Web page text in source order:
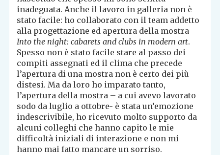
inadeguata. Anche il lavoro in galleria non è
stato facile: ho collaborato con il team addetto
alla progettazione ed apertura della mostra
Into the night: cabarets and clubs in modern art.
Spesso non è stato facile stare al passo dei
compiti assegnati ed il clima che precede
l’apertura di una mostra non è certo dei più
distesi. Ma da loro ho imparato tanto,
l’apertura della mostra – a cui avevo lavorato
sodo da luglio a ottobre- è stata un’emozione
indescrivibile, ho ricevuto molto supporto da
alcuni colleghi che hanno capito le mie
difficoltà iniziali di interazione e non mi
hanno mai fatto mancare un sorriso.